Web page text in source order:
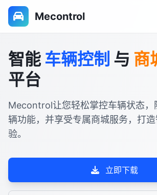
Mecontrol
智能 车辆控制 与 商
平台
Mecontrol让您轻松掌控车辆状态，
辆功能，并享受专属商城服务，打
验。
立即下载